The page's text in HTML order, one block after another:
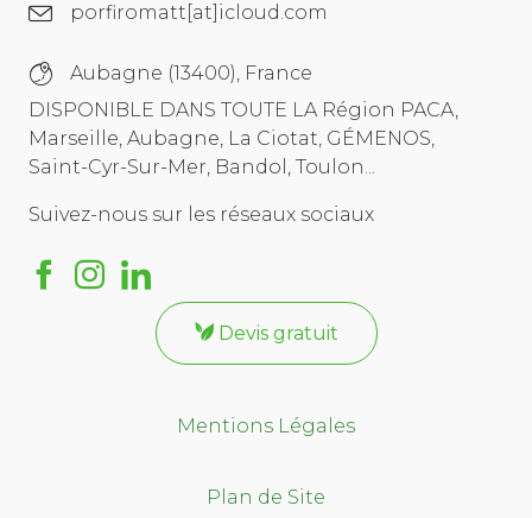
porfiromatt[at]icloud.com
Aubagne (13400), France
DISPONIBLE DANS TOUTE LA Région PACA,
Marseille, Aubagne, La Ciotat, GÉMENOS,
Saint-Cyr-Sur-Mer, Bandol, Toulon...
Suivez-nous sur les réseaux sociaux
Devis gratuit
Mentions Légales
Plan de Site